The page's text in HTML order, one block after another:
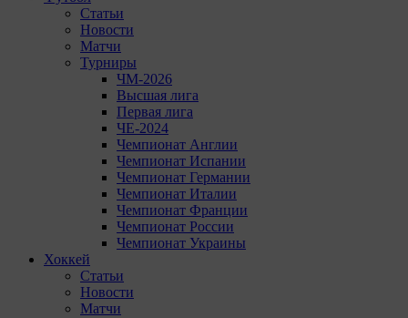
Статьи
Новости
Матчи
Турниры
ЧМ-2026
Высшая лига
Первая лига
ЧЕ-2024
Чемпионат Англии
Чемпионат Испании
Чемпионат Германии
Чемпионат Италии
Чемпионат Франции
Чемпионат России
Чемпионат Украины
Хоккей
Статьи
Новости
Матчи